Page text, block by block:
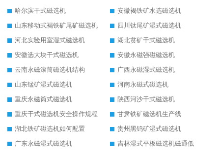
哈尔滨干式磁选机
安徽褐铁矿水选磁选机
山东移动式褐铁矿尾矿磁选机
四川钛尾矿湿式磁选机
河北实验用室湿式磁选机
湖北贫矿干式磁选机
安徽选大块干式磁选机
安徽永磁强磁磁选机
云南永磁滚筒磁选机结构
广西永磁湿式磁选机
山东锰矿湿式磁选机
河南永磁式磁选机
重庆永磁筒式磁选机
陕西河沙干式磁选机
重庆干式磁选机安全操作规程
甘肃铁矿磁选机生产线
湖北铁矿磁选机如何配置
贵州黑钨矿湿式磁选机
广东永磁湿式磁选机
吉林湿式平板磁选机磁通低